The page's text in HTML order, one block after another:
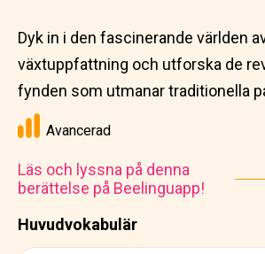
Huvudvokabulär
Dyk in i den fascinerande världen
växtuppfattning och utforska de
fynden som utmanar traditionella
Avancerad
Läs och lyssna på denna
berättelse på Beelinguapp!